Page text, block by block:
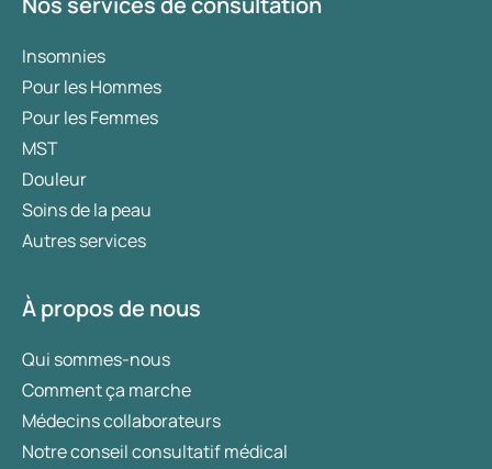
Insomnies
Pour les Hommes
Pour les Femmes
MST
Douleur
Soins de la peau
Autres services
À propos de nous
Qui sommes-nous
Comment ça marche
Médecins collaborateurs
Notre conseil consultatif médical